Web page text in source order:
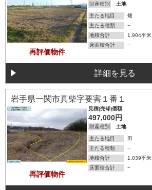
再評価物件
財産種別 土地
主たる地目
畑
主たる種類
−
地積合計
1,904平米
床面積合計
−
詳細を見る
岩手県一関市真柴字要害１番１
再評価物件
見積(売却)価額
497,000円
財産種別 土地
主たる地目
田
主たる種類
−
地積合計
1,039平米
床面積合計
−